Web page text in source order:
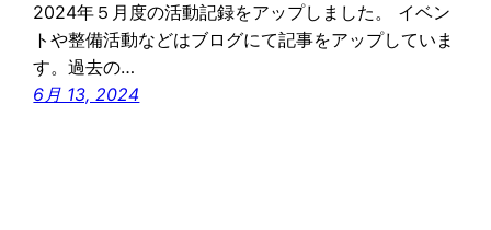
2024年５月度の活動記録をアップしました。 イベン
トや整備活動などはブログにて記事をアップしていま
す。過去の…
6月 13, 2024